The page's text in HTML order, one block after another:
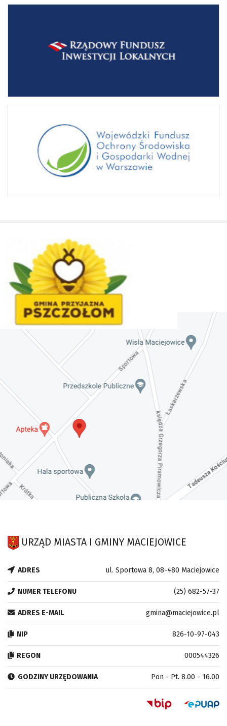
URZĄD MIASTA I GMINY MACIEJOWICE
ADRES ul. Sportowa 8, 08-480 Maciejowice
NUMER TELEFONU (25) 682-57-37
ADRES E-MAIL gmina@maciejowice.pl
NIP 826-10-97-043
REGON 000544326
GODZINY URZĘDOWANIA Pon - Pt. 8.00 - 16.00